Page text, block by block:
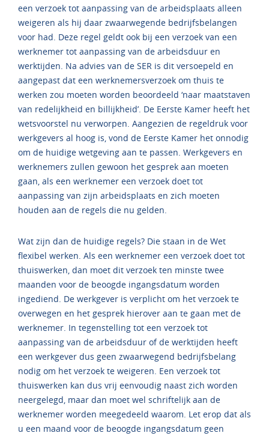
een verzoek tot aanpassing van de arbeidsplaats alleen
weigeren als hij daar zwaarwegende bedrijfsbelangen
voor had. Deze regel geldt ook bij een verzoek van een
werknemer tot aanpassing van de arbeidsduur en
werktijden. Na advies van de SER is dit versoepeld en
aangepast dat een werknemersverzoek om thuis te
werken zou moeten worden beoordeeld ‘naar maatstaven
van redelijkheid en billijkheid’. De Eerste Kamer heeft het
wetsvoorstel nu verworpen. Aangezien de regeldruk voor
werkgevers al hoog is, vond de Eerste Kamer het onnodig
om de huidige wetgeving aan te passen. Werkgevers en
werknemers zullen gewoon het gesprek aan moeten
gaan, als een werknemer een verzoek doet tot
aanpassing van zijn arbeidsplaats en zich moeten
houden aan de regels die nu gelden.
Wat zijn dan de huidige regels? Die staan in de Wet
flexibel werken. Als een werknemer een verzoek doet tot
thuiswerken, dan moet dit verzoek ten minste twee
maanden voor de beoogde ingangsdatum worden
ingediend. De werkgever is verplicht om het verzoek te
overwegen en het gesprek hierover aan te gaan met de
werknemer. In tegenstelling tot een verzoek tot
aanpassing van de arbeidsduur of de werktijden heeft
een werkgever dus geen zwaarwegend bedrijfsbelang
nodig om het verzoek te weigeren. Een verzoek tot
thuiswerken kan dus vrij eenvoudig naast zich worden
neergelegd, maar dan moet wel schriftelijk aan de
werknemer worden meegedeeld waarom. Let erop dat als
u een maand voor de beoogde ingangsdatum geen